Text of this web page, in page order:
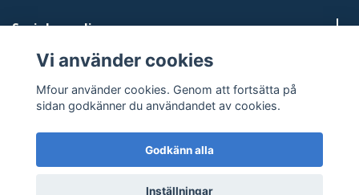
Sociala medier
© 2026 Mfour.se
Vi använder cookies
Mfour använder cookies. Genom att fortsätta på
sidan godkänner du användandet av cookies.
Godkänn alla
Inställningar